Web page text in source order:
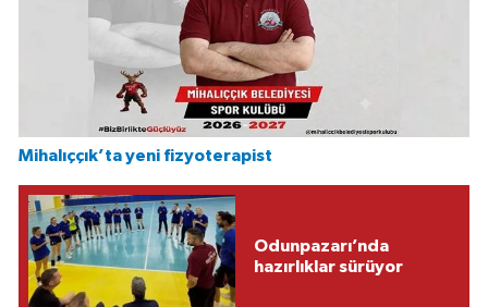
Mihalıççık’ta yeni fizyoterapist
Odunpazarı’nda
hazırlıklar sürüyor